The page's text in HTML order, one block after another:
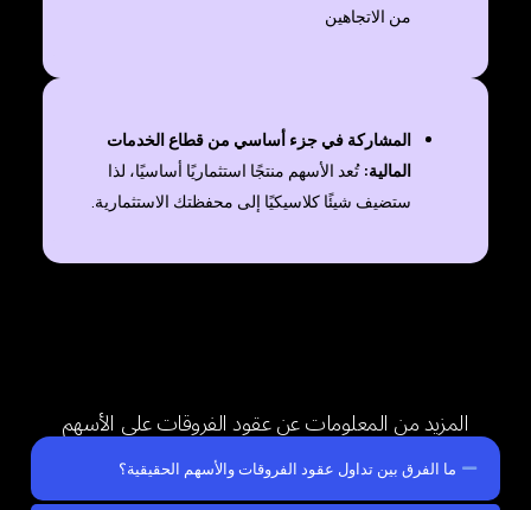
من الاتجاهين
المشاركة في جزء أساسي من قطاع الخدمات
المالية: تُعد الأسهم منتجًا استثماريًا أساسيًا، لذا
ستضيف شيئًا كلاسيكيًا إلى محفظتك الاستثمارية.
المزيد من المعلومات عن عقود الفروقات على الأسهم
ما الفرق بين تداول عقود الفروقات والأسهم الحقيقية؟